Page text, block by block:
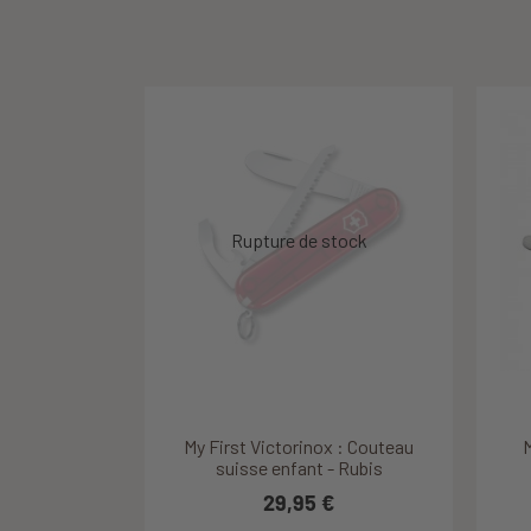
My First Victorinox : Couteau
suisse enfant - Pink
29,95 €
My First Victorinox : Couteau
suisse enfant - Rubis
29,95 €